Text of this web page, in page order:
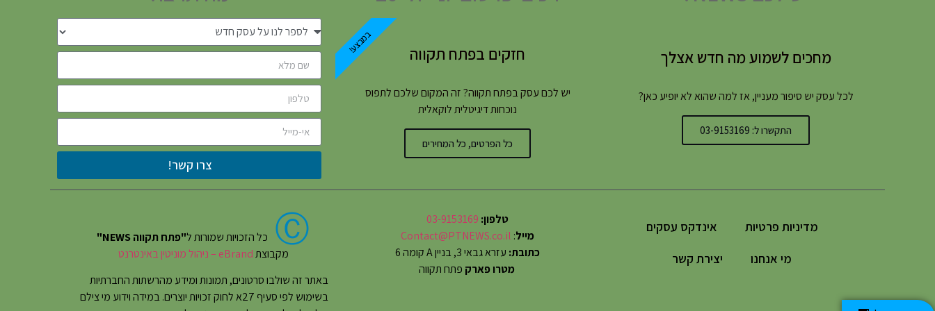
מחכים לשמוע מה חדש אצלך
לכל עסק יש סיפור מעניין, אז למה שהוא לא יופיע כאן?
התקשרו ל: 03-9153169
חזקים בפתח תקווה
יש לכם עסק בפתח תקווה? זה המקום שלכם לתפוס
נוכחות דיגיטלית לוקאלית
כל הפרטים, כל המחירים
במבצע!
צרו קשר!
מדיניות פרטיות
אינדקס עסקים
מי אנחנו
יצירת קשר
טלפון: 03-9153169
מייל:
Contact@PTNEWS.co.il
כתובת: עזרא גבאי 3, בניין A קומה 6
מטרו פארק פתח תקווה
Ⓒ כל הזכויות שמורות ל"פתח תקווה NEWS"
מקבוצתeBrand – ניהול מוניטין באינטרנט
באתר זה שולבו סרטונים, תמונות ומידע מהרשתות החברתיות
בשימוש לפי סעיף 27א לחוק זכויות יוצרים. במידה וידוע מי צילם